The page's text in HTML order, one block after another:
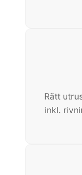
Rätt
inkl.